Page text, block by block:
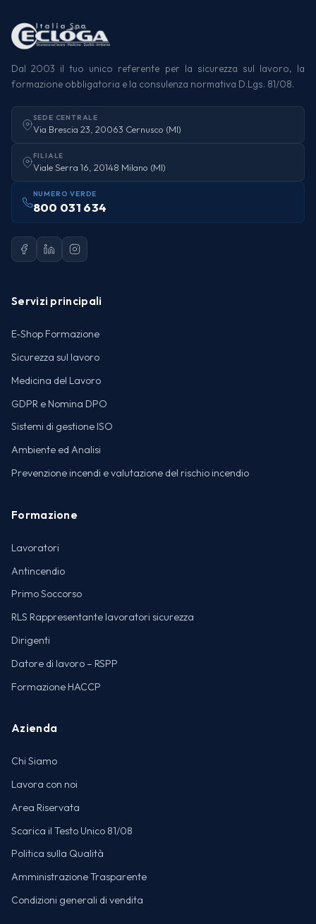
Dal 2003 il tuo unico referente per la sicurezza sul lavoro, la
formazione obbligatoria e la consulenza normativa D.Lgs. 81/08.
SEDE CENTRALE
Via Brescia 23, 20063 Cernusco (MI)
FILIALE
Viale Serra 16, 20148 Milano (MI)
NUMERO VERDE
800 031 634
Servizi principali
E-Shop Formazione
Sicurezza sul lavoro
Medicina del Lavoro
GDPR e Nomina DPO
Sistemi di gestione ISO
Ambiente ed Analisi
Prevenzione incendi e valutazione del rischio incendio
Formazione
Lavoratori
Antincendio
Primo Soccorso
RLS Rappresentante lavoratori sicurezza
Dirigenti
Datore di lavoro – RSPP
Formazione HACCP
Azienda
Chi Siamo
Lavora con noi
Area Riservata
Scarica il Testo Unico 81/08
Politica sulla Qualità
Amministrazione Trasparente
Condizioni generali di vendita